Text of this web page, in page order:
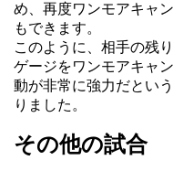
め、再度ワンモアキャ
もできます。
このように、相手の残
ゲージをワンモアキャ
動が非常に強力だとい
りました。
その他の試合